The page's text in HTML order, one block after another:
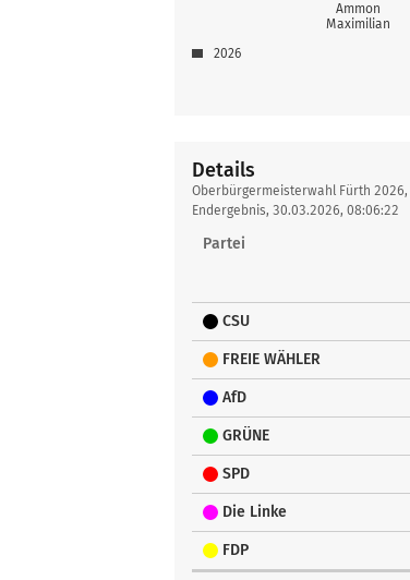
Ammon
Maximilian
2026
Details
Details
Oberbürgermeisterwahl Fürth
Endergebnis, 30.03.2026, 08:06:22
Partei
CSU
FREIE WÄHLER
AfD
GRÜNE
SPD
Die Linke
FDP